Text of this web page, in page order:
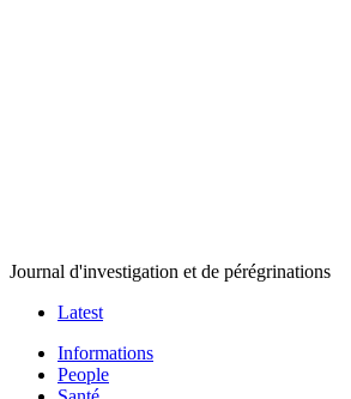
Journal d'investigation et de pérégrinations
Latest
Informations
People